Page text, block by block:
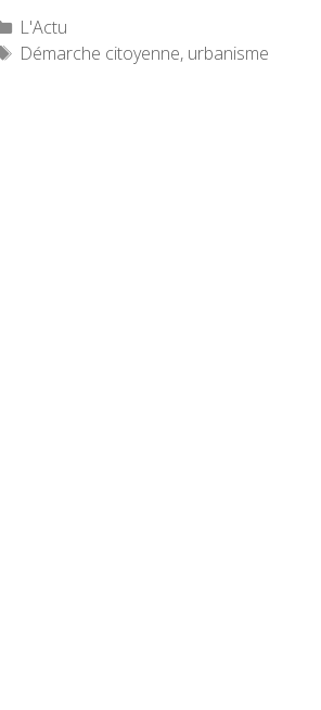
Catégories
L'Actu
Étiquettes
Démarche citoyenne, urbanisme